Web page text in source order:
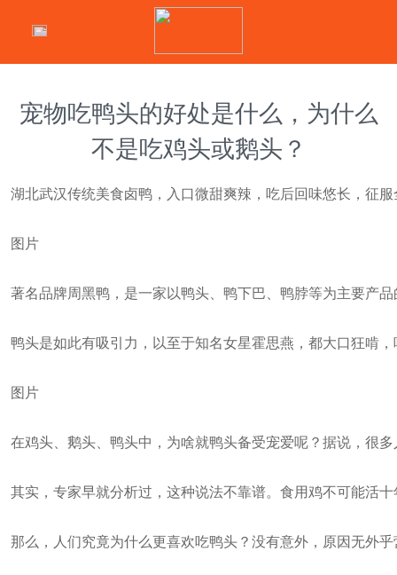
宠物吃鸭头的好处是什么，为什么
不是吃鸡头或鹅头？
湖北武汉传统美食卤鸭，入口微甜爽辣，吃后回味悠长，征
图片
著名品牌周黑鸭，是一家以鸭头、鸭下巴、鸭脖等为主要产
鸭头是如此有吸引力，以至于知名女星霍思燕，都大口狂啃
图片
在鸡头、鹅头、鸭头中，为啥就鸭头备受宠爱呢？据说，
其实，专家早就分析过，这种说法不靠谱。食用鸡不可能活
那么，人们究竟为什么更喜欢吃鸭头？没有意外，原因无外